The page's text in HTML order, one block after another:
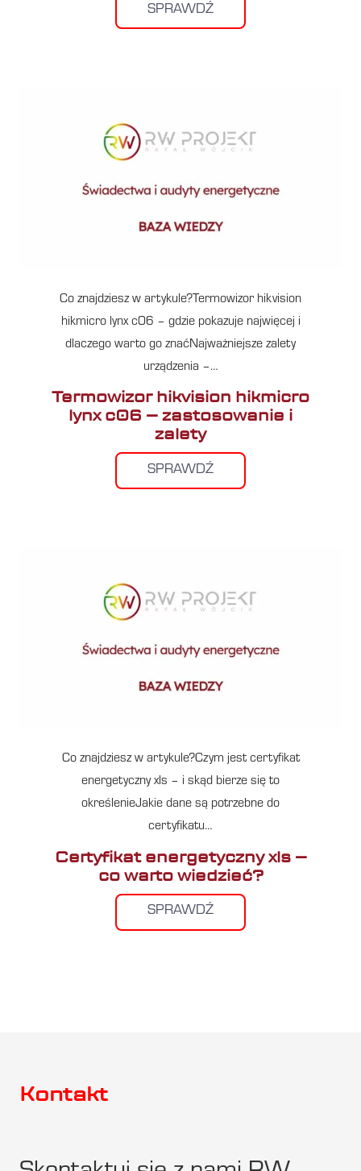
SPRAWDŹ
Co znajdziesz w artykule?Termowizor hikvision
hikmicro lynx c06 – gdzie pokazuje najwięcej i
dlaczego warto go znaćNajważniejsze zalety
urządzenia –…
Termowizor hikvision hikmicro
lynx c06 – zastosowanie i
zalety
SPRAWDŹ
Co znajdziesz w artykule?Czym jest certyfikat
energetyczny xls – i skąd bierze się to
określenieJakie dane są potrzebne do
certyfikatu…
Certyfikat energetyczny xls –
co warto wiedzieć?
SPRAWDŹ
Kontakt